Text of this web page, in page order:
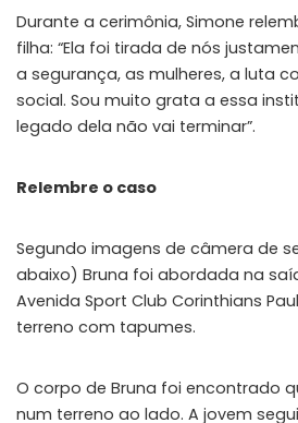
Durante a cerimônia, Simone
filha: “Ela foi tirada de nós
a segurança, as mulheres, a luta
social. Sou muito grata a essa
legado dela não vai terminar”.
Relembre o caso
Segundo imagens de câmera de
abaixo) Bruna foi abordada na
Avenida Sport Club Corinthians
terreno com tapumes.
O corpo de Bruna foi encontrado
num terreno ao lado. A jovem